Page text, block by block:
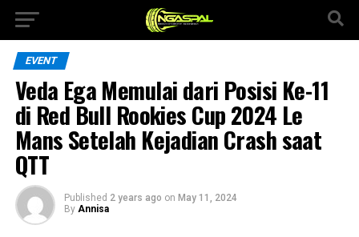
EVENT
Veda Ega Memulai dari Posisi Ke-11
di Red Bull Rookies Cup 2024 Le
Mans Setelah Kejadian Crash saat
QTT
Published 2 years ago on May 11, 2024
By Annisa